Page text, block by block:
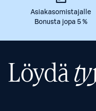
Asiakasomistajalle
Bonusta jopa 5 %
Löydä